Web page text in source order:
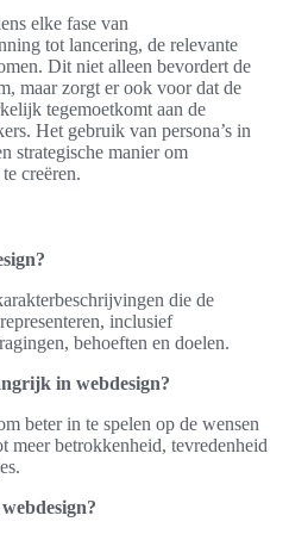
elke fase van
tot lancering, de relevante
Dit niet alleen bevordert de
maar zorgt er ook voor dat de
tegemoetkomt aan de
Het gebruik van persona’s in
strategische manier om
creëren.
die de
inclusief
behoeften en doelen.
in webdesign?
beter in te spelen op de wensen
meer betrokkenheid, tevredenheid